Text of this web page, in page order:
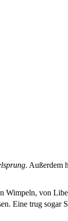
. Außerdem
Wimpeln, von
Eine trug sogar